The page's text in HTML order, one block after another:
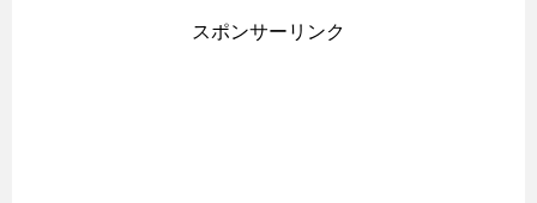
スポンサーリンク